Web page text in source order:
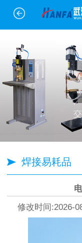
焊接易耗品
修改时间:2026-